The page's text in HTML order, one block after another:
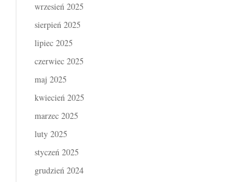
wrzesień 2025
sierpień 2025
lipiec 2025
czerwiec 2025
maj 2025
kwiecień 2025
marzec 2025
luty 2025
styczeń 2025
grudzień 2024